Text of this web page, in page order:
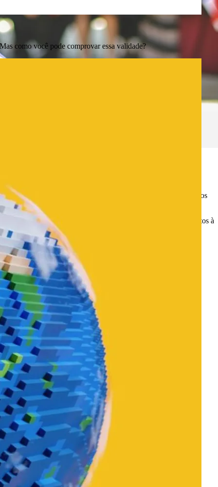
como você pode comprovar essa validade?
fazer suas lições em casa, no café ou até durante uma viagem!
engajar os alunos, utilizando apresentações interativas e vídeos
rápida e segura. Isso garante que você tenha seus documentos à